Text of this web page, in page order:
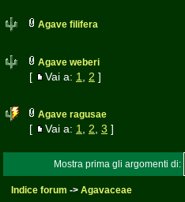
Agave filifera
Agave weberi
[ Vai a: 1 2 ]
Agave ragusae
[ Vai a: 1 2 3 ]
Mostra prima gli argomenti di:
Indice forum -> Agavaceae